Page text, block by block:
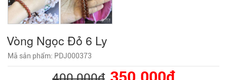
Vòng Ngọc Đỏ 6 Ly
Mã sản phẩm: PDJ000373
350.000đ